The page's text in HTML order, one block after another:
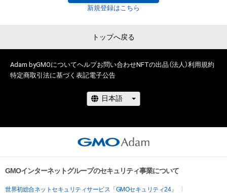
新規登録はこちら
トップへ戻る
Adam byGMOについてヘルプお問い合わせNFTの出品（法人）利用規約
特定商取引法に基づく表記電子公告
GMOインターネットグループのセキュリティ事業について
世界初総合ネットセキュリティサービス「GMOセキュリティ24」